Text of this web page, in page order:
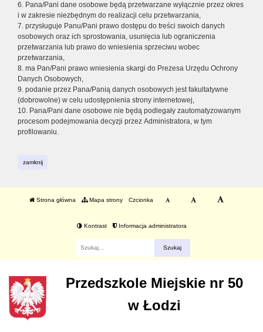
6. Pana/Pani dane osobowe będą przetwarzane wyłącznie przez okres
i w zakresie niezbędnym do realizacji celu przetwarzania,
7. przysługuje Panu/Pani prawo dostępu do treści swoich danych
osobowych oraz ich sprostowania, usunięcia lub ograniczenia
przetwarzania lub prawo do wniesienia sprzeciwu wobec
przetwarzania,
8. ma Pan/Pani prawo wniesienia skargi do Prezesa Urzędu Ochrony
Danych Osobowych,
9. podanie przez Pana/Panią danych osobowych jest fakultatywne
(dobrowolne) w celu udostępnienia strony internetowej,
10. Pana/Pani dane osobowe nie będą podlegały zautomatyzowanym
procesom podejmowania decyzji przez Administratora, w tym
profilowaniu.
zamknij
Strona główna Mapa strony Czcionka
Kontrast Informacja administratora
Przedszkole Miejskie nr 50
w Łodzi